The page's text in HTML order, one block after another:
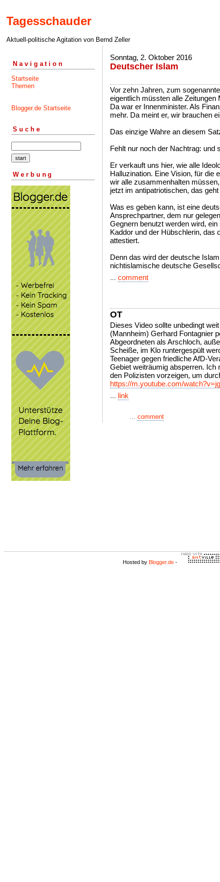
Tagesschauder
Aktuell-politische Agitation von Bernd Zeller
Navigation
Startseite
Themen
Blogger.de Startseite
Suche
Werbung
Sonntag, 2. Oktober 2016
Deutscher Islam
Vor zehn Jahren, zum
eigentlich müssten alle
Da war er Innenminister. Als
mehr. Da meint er, wir brauchen
Das einzige Wahre an diesem
Fehlt nur noch der Nachtrag: und
Er verkauft uns hier, wie alle
Halluzination. Eine Vision, für die
wir alle zusammenhalten
jetzt im antipatriotischen, das
Was es geben kann, ist eine
Ansprechpartner, dem nur
Gegnern benutzt werden wird,
Kaddor und der Hübschlerin, das
attestiert.
Denn das wird der deutsche
nichtislamische deutsche
... comment
OT
Dieses Video sollte unbedingt
(Mannheim) Gerhard Fontagnier
Abgeordneten als Arschloch,
Scheiße, im Klo runtergespült
Teenager gegen friedliche AfD-
Gebiet weiträumig absperren.
den Polizisten vorzeigen, um
https://m.youtube.com/
... link
... comment
Hosted by Blogger.de -